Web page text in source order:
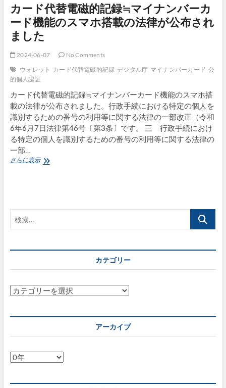
カード代替電磁的記録≒マイナンバーカ
ード機能のスマホ搭載の法律が公布され
ました
2024-06-07
No Comments
ウォレット カード代替電磁的記録 デジタル庁 マイナンバーカード 公
的個人認証
カード代替電磁的記録≒マイナンバーカード機能のスマホ搭
載の法律が公布されました。行政手続における特定の個人を
識別するための番号の利用等に関する法律の一部改正（令和
6年6月7日法律第46号〔第3条〕です。 三 行政手続におけ
る特定の個人を識別するための番号の利用等に関する法律の
一部…
さらに表示カ
≒
イ
ン
バ
能
索…
カテゴリー
カ
ー
アーカイブ
ア